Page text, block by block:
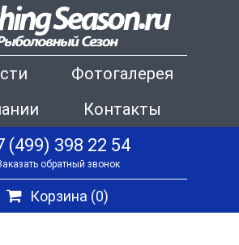
Фотогалерея
Контакты
(499) 398 22 54
обратный звонок
Корзина (0)